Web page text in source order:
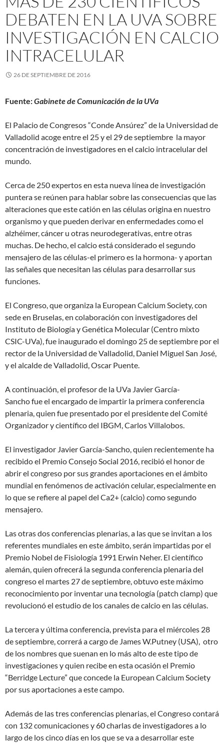
DEBATEN EN LA UVA SOBRE
INVESTIGACIÓN EN CALCIO
INTRACELULAR
26 DE SEPTIEMBRE DE 2016
Fuente:Gabinete de Comunicación de la UVa
El Palacio de Congresos “Conde Ansúrez” de la Universidad de
Valladolid acoge entre el 25 y el 29 de septiembre la mayor
concentración de investigadores en el calcio intracelular del
mundo.
Cerca de 250 expertos en esta nueva línea de investigación
puntera se reúnen para hablar sobre las consecuencias que las
alteraciones que este catión en las células origina en nuestro
organismo y que pueden derivar en enfermedades como el
alzhéimer, cáncer u otras neurodegerativas, entre otras
muchas. De hecho, el calcio está considerado el segundo
mensajero de las células-el primero es la hormona- y aportan
las señales que necesitan las células para desarrollar sus
funciones.
El Congreso, que organiza la European Calcium Society, con
sede en Bruselas, en colaboración con investigadores del
Instituto de Biología y Genética Molecular (Centro mixto
CSIC-UVa), fue inaugurado el domingo 25 de septiembre por el
rector de la Universidad de Valladolid, Daniel Miguel San José,
y el alcalde de Valladolid, Oscar Puente.
A continuación, el profesor de la UVa Javier García-
Sancho fue el encargado de impartir la primera conferencia
plenaria, quien fue presentado por el presidente del Comité
Organizador y científico del IBGM, Carlos Villalobos.
El investigador Javier García-Sancho, quien recientemente ha
recibido el Premio Consejo Social 2016, recibió el honor de
abrir el congreso por sus grandes aportaciones en el ámbito
mundial en fenómenos de activación celular, especialmente en
lo que se refiere al papel del Ca2+ (calcio) como segundo
mensajero.
Las otras dos conferencias plenarias, a las que se invitan a los
referentes mundiales en este ámbito, serán impartidas por el
Premio Nobel de Fisiología 1991 Erwin Neher. El científico
alemán, quien ofrecerá la segunda conferencia plenaria del
congreso el martes 27 de septiembre, obtuvo este máximo
reconocimiento por inventar una tecnología (patch clamp) que
revolucionó el estudio de los canales de calcio en las células.
La tercera y última conferencia, prevista para el miércoles 28
de septiembre, correrá a cargo de James W.Putney (USA), otro
de los nombres que suenan en lo más alto de este tipo de
investigaciones y quien recibe en esta ocasión el Premio
“Berridge Lecture” que concede la European Calcium Society
por sus aportaciones a este campo.
Además de las tres conferencias plenarias, el Congreso contará
con 132 comunicaciones y 60 charlas de investigadores a lo
largo de los cinco días en los que se va a desarrollar este